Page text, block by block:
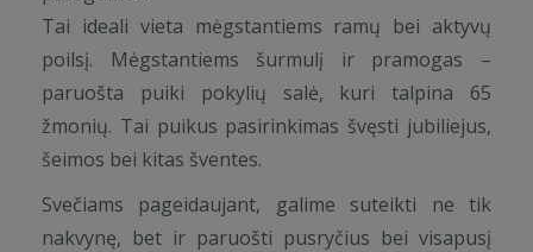
Tai ideali vieta mėgstantiems ramų bei aktyvų
poilsį. Mėgstantiems šurmulį ir pramogas –
paruošta puiki pokylių salė, kuri talpina 65
žmonių. Tai puikus pasirinkimas švęsti jubiliejus,
šeimos bei kitas šventes.
Svečiams pageidaujant, galime suteikti ne tik
nakvynę, bet ir paruošti pusryčius bei visapusį